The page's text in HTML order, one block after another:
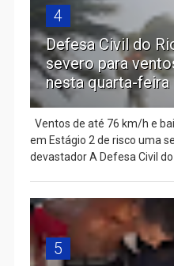
4
Defesa Civil do
severo para
nesta quarta-feira
Ventos de até 76 km/h e
em Estágio 2 de risco uma
devastador A Defesa Civil do
5